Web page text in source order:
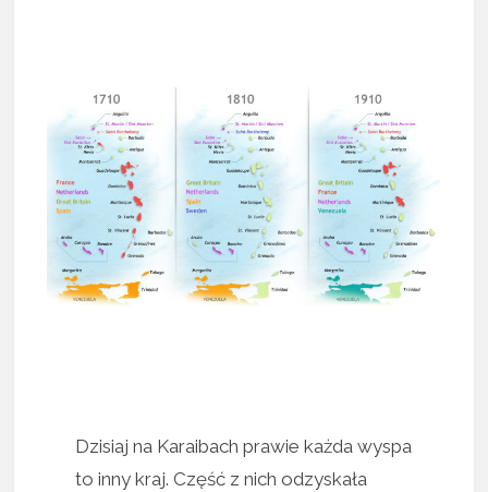
Dzisiaj na Karaibach prawie każda wyspa
to inny kraj. Część z nich odzyskała